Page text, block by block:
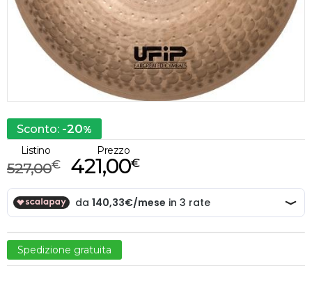
Sconto: -20%
Listino
€
527,00
Prezzo
€
421,00
Spedizione gratuita